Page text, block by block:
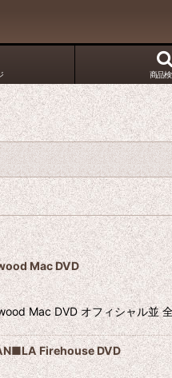
商品
Mac DVD
Mac DVD オフィシャル
Firehouse DVD